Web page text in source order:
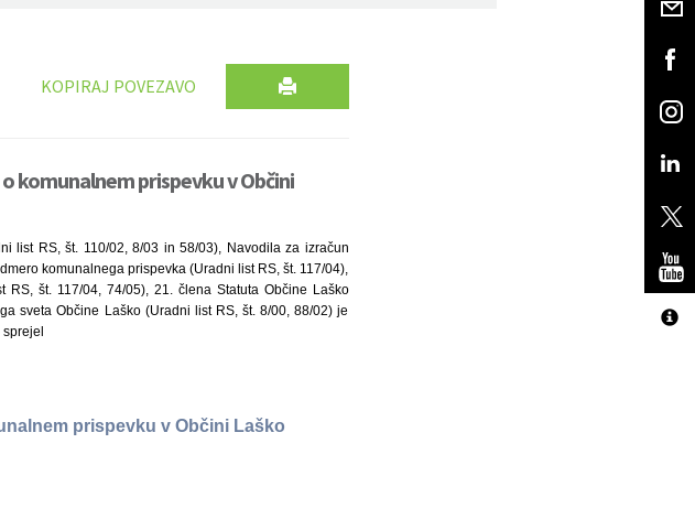
KOPIRAJ POVEZAVO
komunalnem prispevku v Občini
list RS, št. 110/02, 8/03 in 58/03), Navodila za izračun
komunalnega prispevka (Uradni list RS, št. 117/04),
št. 117/04, 74/05), 21. člena Statuta Občine Laško
sveta Občine Laško (Uradni list RS, št. 8/00, 88/02) je
prispevku v Občini Laško